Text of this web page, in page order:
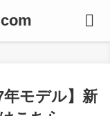
モデル】新